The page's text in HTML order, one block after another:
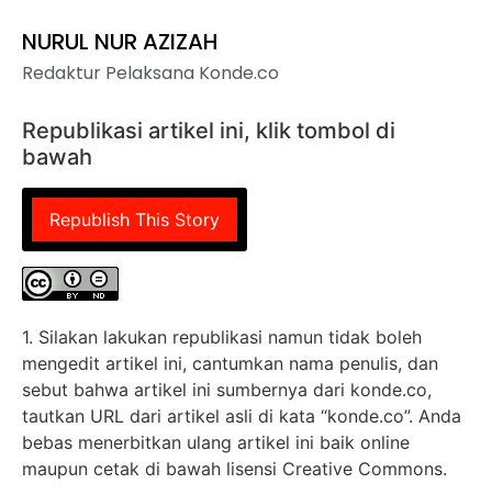
NURUL NUR AZIZAH
Redaktur Pelaksana Konde.co
Republikasi artikel ini, klik tombol di
bawah
Republish This Story
1. Silakan lakukan republikasi namun tidak boleh
mengedit artikel ini, cantumkan nama penulis, dan
sebut bahwa artikel ini sumbernya dari konde.co,
tautkan URL dari artikel asli di kata “konde.co”. Anda
bebas menerbitkan ulang artikel ini baik online
maupun cetak di bawah lisensi Creative Commons.